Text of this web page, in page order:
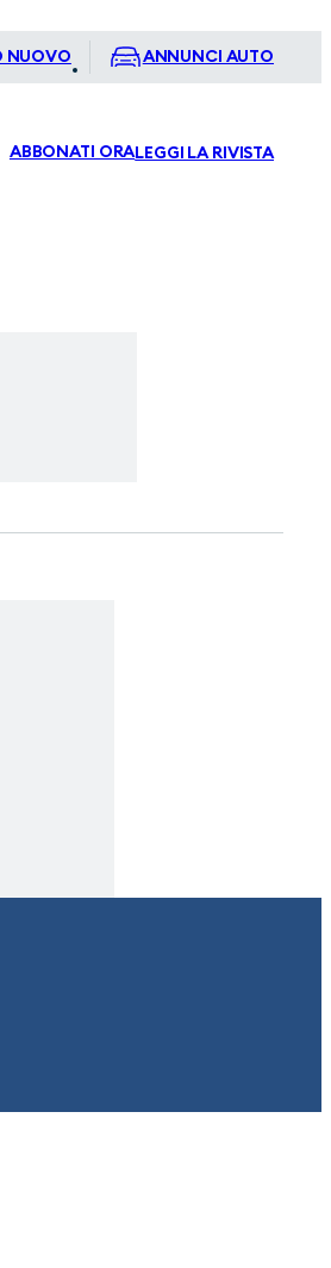
NUOVO ANNUNCI AUTO
ABBONATI ORALEGGI LA RIVISTA